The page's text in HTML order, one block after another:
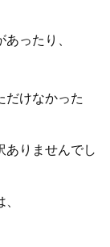
ったり、
だけなかった
ありませんでし